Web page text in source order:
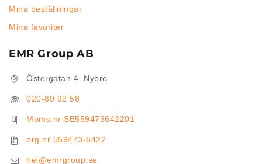
Mina beställningar
Mina favoriter
EMR Group AB
Östergatan 4, Nybro
020-89 92 58
Moms.nr SE559473642201
org.nr 559473-6422
hej@emrgroup.se